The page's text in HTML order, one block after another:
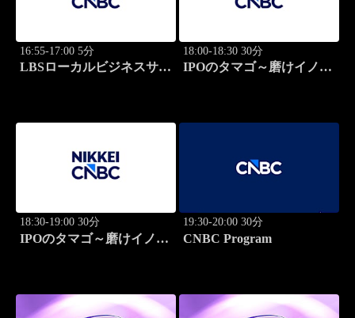
16:55-17:00 5分
LBSローカルビジネスサテ
18:00-18:30 30分
IPOのタマゴ～磨けイノベ
18:30-19:00 30分
IPOのタマゴ～磨けイノベ
19:30-20:00 30分
CNBC Program